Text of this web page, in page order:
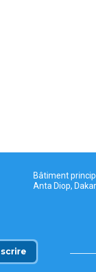
Bâtiment
Anta Diop,